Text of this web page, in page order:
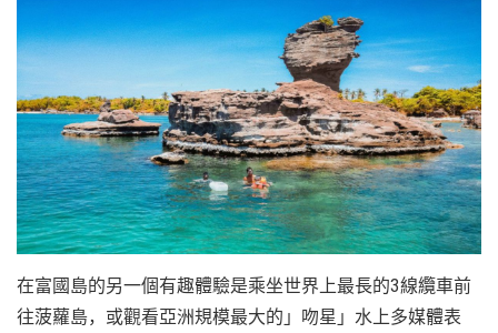
在富國島的另一個有趣體驗是乘坐世界上最長的3線纜車前
往菠蘿島，或觀看亞洲規模最大的」吻星」水上多媒體表